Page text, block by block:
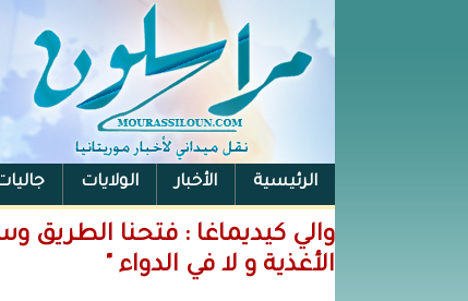
الرئيسية الأخبار الولايات
الفيس بوك
والي كيديماغا : فتحنا
الأغذية و لا في الدواء "